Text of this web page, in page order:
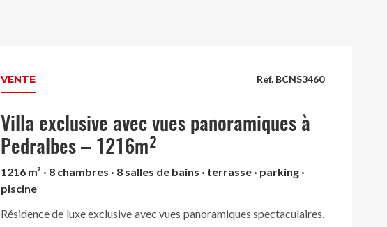
Ref. BCNS3460
VENTE
Villa exclusive avec vues panoramiques à
Pedralbes – 1216m²
1216 m² · 8 chambres · 8 salles de bains · terrasse · parking ·
piscine
Résidence de luxe exclusive avec vues panoramiques spectaculaires,